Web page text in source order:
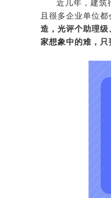
近几年，建筑
且很多企业单位
造，光评个助理
家想象中的难，只